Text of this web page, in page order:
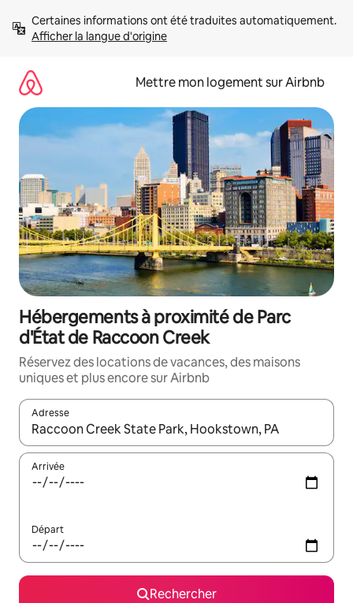
directement
Afficher la langue d'origine
Mettre mon logement sur Airbnb
Hébergements à proximité de Parc
d'État de Raccoon Creek
Réservez des locations de vacances, des maisons
uniques et plus encore sur Airbnb
Adresse
Lorsque les résultats s'affichent, utilisez les flèches vers le
Arrivée
Départ
Rechercher